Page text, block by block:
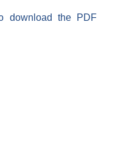
download the PDF